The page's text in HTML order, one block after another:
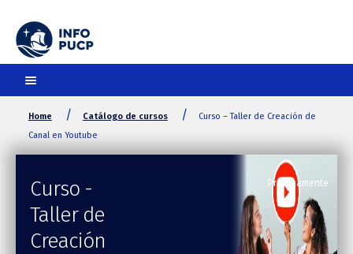
Skip
to
navigation
Skip
to
content
Home / Catálogo de cursos /
Curso – Taller de Creación de
Canal en Youtube
Curso -
Taller de
Creación
Próximamente